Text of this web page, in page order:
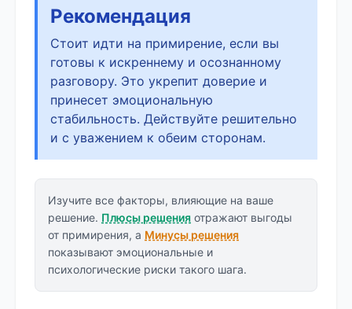
Рекомендация
Стоит идти на примирение, если вы
готовы к искреннему и осознанному
разговору. Это укрепит доверие и
принесет эмоциональную
стабильность. Действуйте решительно
и с уважением к обеим сторонам.
Изучите все факторы, влияющие на ваше
решение. Плюсы решения отражают выгоды
от примирения, а Минусы решения
показывают эмоциональные и
психологические риски такого шага.